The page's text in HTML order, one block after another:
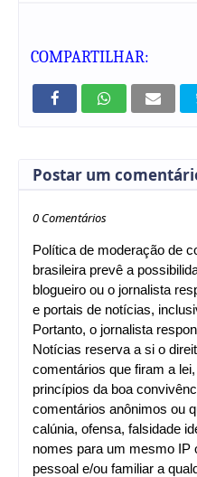
COMPARTILHAR:
Postar um
0 Comentários
Política de moderação de
brasileira prevê a
blogueiro ou o jornalista
e portais de notícias,
Portanto, o jornalista
Notícias reserva a si o
comentários que firam a
princípios da boa
comentários anônimos ou
calúnia, ofensa, falsidade
nomes para um mesmo IP
pessoal e/ou familiar a